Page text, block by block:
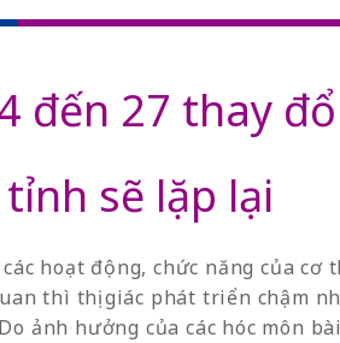
đến 27 thay
sẽ lặp lại
hoạt động, chức năng của cơ
thì thị giác phát triển chậm
ảnh hưởng của các hóc môn